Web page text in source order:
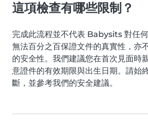
這項檢查有哪些限制？
完成此流程並不代表 Babysits 對任
無法百分之百保證文件的真實性，亦
的安全性。我們建議您在首次見面時
意證件的有效期限與出生日期。請始
斷，並參考我們的安全建議。